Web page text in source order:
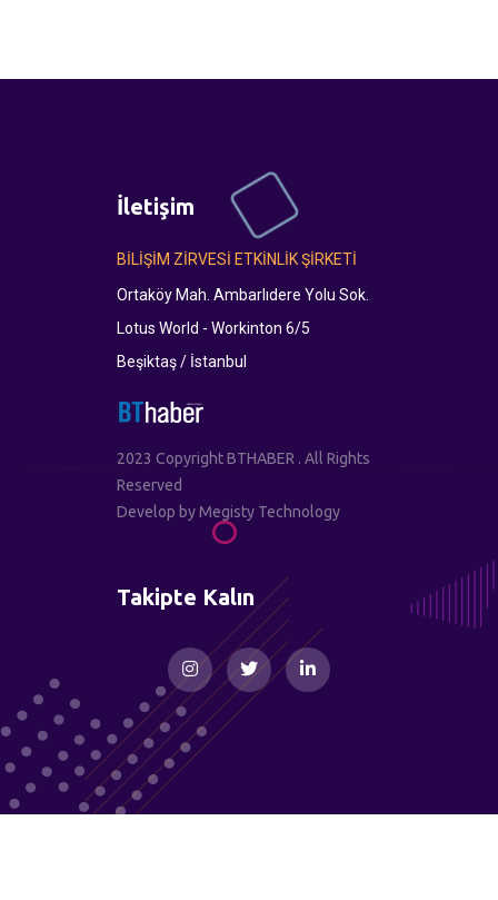
İletişim
BİLİŞİM ZİRVESİ ETKİNLİK ŞİRKETİ
Ortaköy Mah. Ambarlıdere Yolu Sok.
Lotus World - Workinton 6/5
Beşiktaş / İstanbul
2023 Copyright BTHABER . All Rights
Reserved
Develop byMegisty Technology
Takipte Kalın